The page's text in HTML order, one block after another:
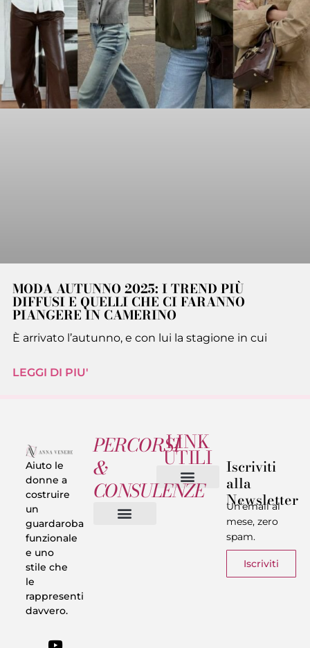
MODA AUTUNNO 2025: I TREND PIÙ
DIFFUSI E QUELLI CHE CI FARANNO
PIANGERE IN CAMERINO
È arrivato l’autunno, e con lui la stagione in cui
LEGGI DI PIU'
Aiuto le
donne a
costruire
un
guardaroba
funzionale
e uno
stile che
le
rappresenti
davvero.
PERCORSI
&
CONSULENZE
LINK
UTILI Iscriviti
alla
Newsletter
Un’email al
mese, zero
spam.
Iscriviti